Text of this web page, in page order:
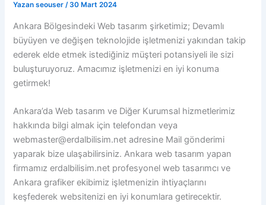
Yazan seouser/30 Mart 2024
Ankara Bölgesindeki Web tasarım şirketimiz; Devamlı
büyüyen ve değişen teknolojide işletmenizi yakından takip
ederek elde etmek istediğiniz müşteri potansiyeli ile sizi
buluşturuyoruz. Amacımız işletmenizi en iyi konuma
getirmek!
Ankara’da Web tasarım ve Diğer Kurumsal hizmetlerimiz
hakkında bilgi almak için telefondan veya
webmaster@erdalbilisim.net adresine Mail gönderimi
yaparak bize ulaşabilirsiniz. Ankara web tasarım yapan
firmamız erdalbilisim.net profesyonel web tasarımcı ve
Ankara grafiker ekibimiz işletmenizin ihtiyaçlarını
keşfederek websitenizi en iyi konumlara getirecektir.